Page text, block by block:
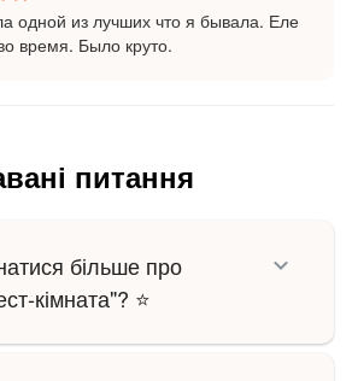
одной из лучших что я бывала. Еле
время. Было круто.
питання
більше про
кімната"? ⭐